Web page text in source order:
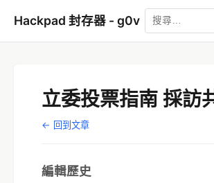
Hackpad 封存器 - g0v
立委投票指南 採訪
← 回到文章
編輯歷史